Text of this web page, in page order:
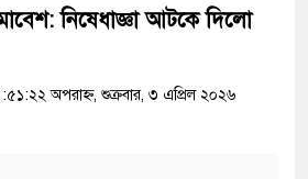
নিষেধাজ্ঞা আটকে দিলো
অপরাহ্ন, শুক্রবার, ৩ এপ্রিল ২০২৬